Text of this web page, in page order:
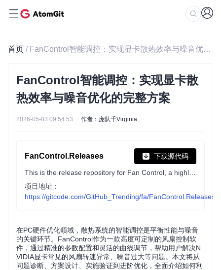
首页 / FanControl智能调控：实现显卡散热效率与噪音优化的完整方案
FanControl智能调控：实现显卡散
热效率与噪音优化的完整方案
2026-05-03 09:54:53 作者：庞队千Virginia
FanControl.Releases 下载源代码
项目地址：
https://gitcode.com/GitHub_Trending/fa/FanControl.Releases
在PC硬件优化领域，散热系统的智能调控是平衡性能与噪音
的关键环节。FanControl作为一款高度可定制的风扇控制软
件，通过精准的参数配置和灵活的曲线调节，帮助用户解决N
VIDIA显卡常见的风扇转速异常、噪音过大等问题。本文将从
问题诊断、方案设计、实施验证到进阶优化，全面介绍如何利